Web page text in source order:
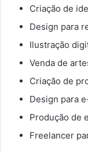
Criação de
Design para
Ilustração
Venda de
Criação de
Design para
Produção de
Freelancer